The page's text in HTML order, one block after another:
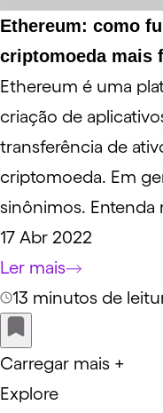
Ethereum: como
criptomoeda mais
Ethereum é uma
criação de
transferência de
criptomoeda. Em
sinônimos. Entenda
17 Abr 2022
Ler mais
13 minutos de
Carregar mais +
Explore